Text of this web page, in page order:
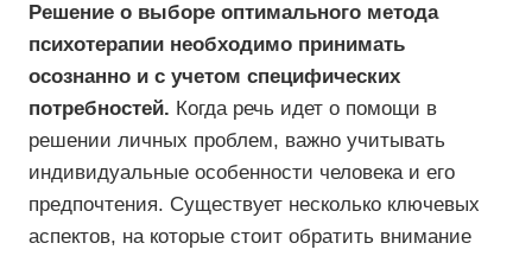
Решение о выборе оптимального метода
психотерапии необходимо принимать
осознанно и с учетом специфических
потребностей. Когда речь идет о помощи в
решении личных проблем, важно учитывать
индивидуальные особенности человека и его
предпочтения. Существует несколько ключевых
аспектов, на которые стоит обратить внимание